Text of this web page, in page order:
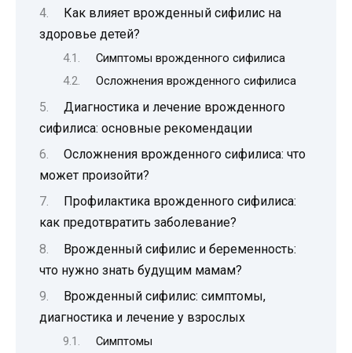
Как влияет врожденный сифилис на
здоровье детей?
Симптомы врожденного сифилиса
Осложнения врожденного сифилиса
Диагностика и лечение врожденного
сифилиса: основные рекомендации
Осложнения врожденного сифилиса: что
может произойти?
Профилактика врожденного сифилиса:
как предотвратить заболевание?
Врожденный сифилис и беременность:
что нужно знать будущим мамам?
Врожденный сифилис: симптомы,
диагностика и лечение у взрослых
Симптомы